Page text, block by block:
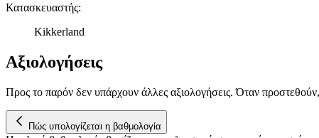
Κατασκευαστής:
Kikkerland
Αξιολογήσεις
Προς το παρόν δεν υπάρχουν άλλες αξιολογήσεις. Όταν
Πώς υπολογίζεται η βαθμολογία